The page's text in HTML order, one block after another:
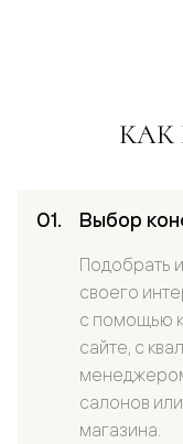
КАК
Выбор
Подобрать
своего
с помощью
сайте, с
салонов
магазина.